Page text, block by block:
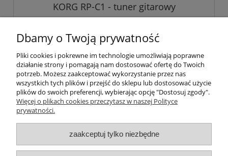
KORG RP-C1 - tuner gitarowy
70,00 zł
Pomoc
Moje konto
Płatności i dostawa
Dbamy o Twoją prywatność
Pliki cookies i pokrewne im technologie umożliwiają poprawne
działanie strony i pomagają nam dostosować ofertę do Twoich
potrzeb. Możesz zaakceptować wykorzystanie przez nas
wszystkich tych plików i przejść do sklepu lub dostosować użycie
plików do swoich preferencji, wybierając opcję "Dostosuj zgody".
Więcej o plikach cookies przeczytasz w naszej Polityce
prywatności.
zaakceptuj tylko niezbędne